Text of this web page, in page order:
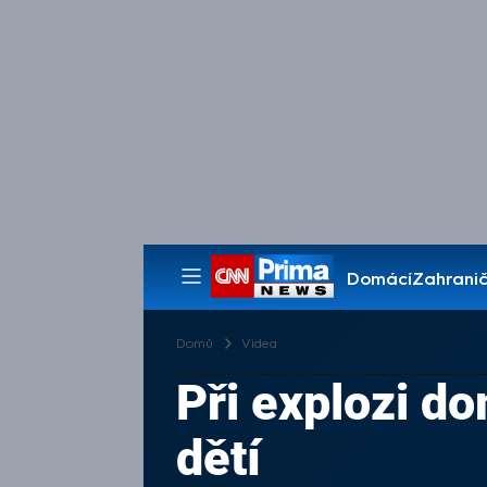
Domácí
Pořady
Domů Videa
Při explozi
dětí